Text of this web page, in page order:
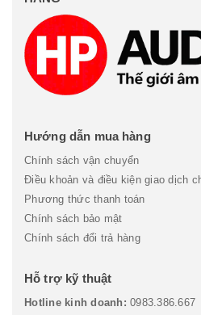
Hướng dẫn mua hàng
Chính sách vận chuyển
Điều khoản và điều kiện giao dịch
Phương thức thanh toán
Chính sách bảo mật
Chính sách đổi trả hàng
Hỗ trợ kỹ thuật
Hotline kinh doanh: 0983.386.667